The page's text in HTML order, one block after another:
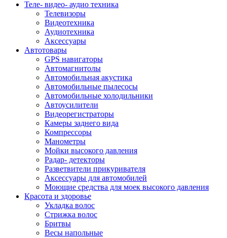
Теле- видео- аудио техника
Телевизоры
Видеотехника
Аудиотехника
Аксессуары
Автотовары
GPS навигаторы
Автомагнитолы
Автомобильная акустика
Автомобильные пылесосы
Автомобильные холодильники
Автоусилители
Видеорегистраторы
Камеры заднего вида
Компрессоры
Манометры
Мойки высокого давления
Радар- детекторы
Разветвители прикуривателя
Аксессуары для автомобилей
Моющие средства для моек высокого давления
Красота и здоровье
Укладка волос
Стрижка волос
Бритвы
Весы напольные